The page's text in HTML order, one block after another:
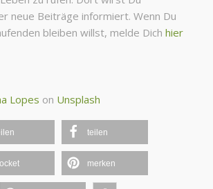
neue Beiträge informiert. Wenn Du
bleiben willst, melde Dich hier
Lopes on Unsplash
teilen
merken